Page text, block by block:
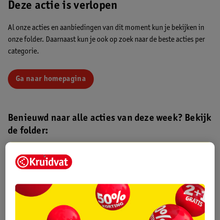
Deze actie is verlopen
Al onze acties en aanbiedingen van dit moment kun je bekijken in
onze folder. Daarnaast kun je ook op zoek naar de beste acties per
categorie.
Ga naar homepagina
Benieuwd naar alle acties van deze week? Bekijk
de folder:
Kruidvat folder
augustus 2026.